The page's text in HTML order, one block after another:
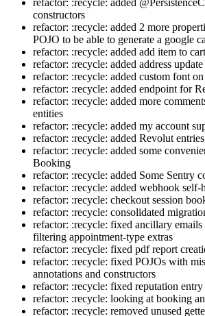
refactor: :recycle: added
constructors
refactor: :recycle: added 2 more
POJO to be able to generate a google
refactor: :recycle: added add item to cart
refactor: :recycle: added address
refactor: :recycle: added custom font
refactor: :recycle: added endpoint for
refactor: :recycle: added more
entities
refactor: :recycle: added my account
refactor: :recycle: added Revolut entries
refactor: :recycle: added some
Booking
refactor: :recycle: added Some Sentry
refactor: :recycle: added webhook self-
refactor: :recycle: checkout session
refactor: :recycle: consolidated
refactor: :recycle: fixed ancillary
filtering appointment-type extras
refactor: :recycle: fixed pdf report
refactor: :recycle: fixed POJOs with
annotations and constructors
refactor: :recycle: fixed reputation entry
refactor: :recycle: looking at booking
refactor: :recycle: removed unused